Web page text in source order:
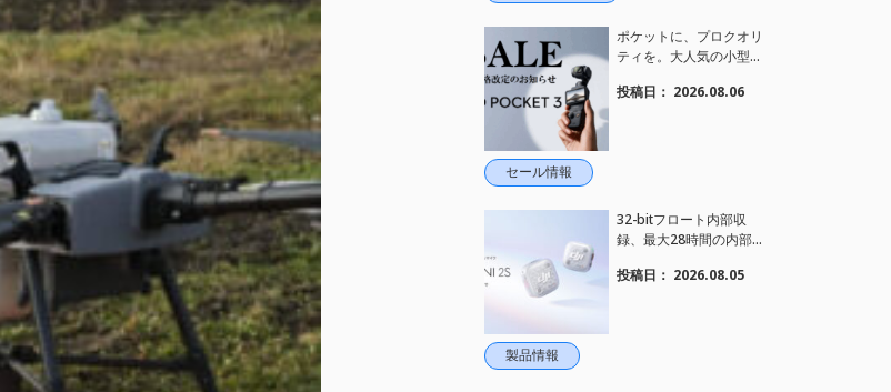
セール情報
ポケットに、プロクオリ
ティを。大人気の小型カ
定価がさらにお値下げさ
投稿日： 2026.08.06
製品情報
32-bitフロート内部収
録、最大28時間の内部録
応、2段階AIノイズキャ
投稿日： 2026.08.05